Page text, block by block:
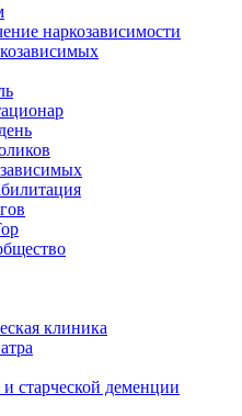
наркозависимости
клиника
старческой деменции